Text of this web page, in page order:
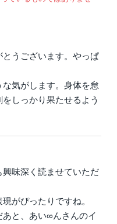
うございます。やっぱ
気がします。身体を怠
しっかり果たせるよう
味深く読ませていただ
がぴったりですね。
と、あい∞んさんのイ